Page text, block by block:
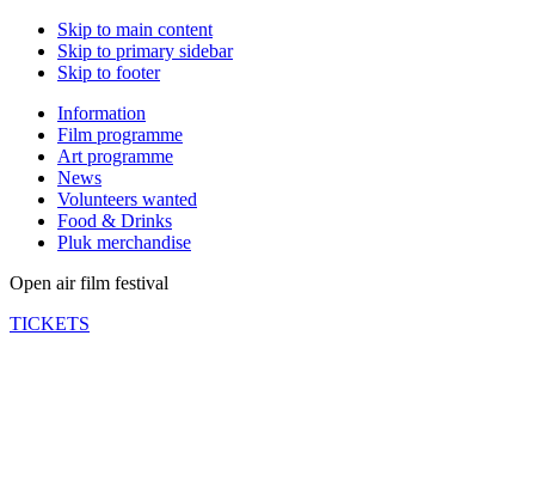
Skip to main content
Skip to primary sidebar
Skip to footer
Information
Film programme
Art programme
News
Volunteers wanted
Food & Drinks
Pluk merchandise
Open air film festival
TICKETS